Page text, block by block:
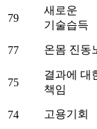
79
새로운
기술습득
77 온몸 진동
75
결과에 대
책임
74 고용기회